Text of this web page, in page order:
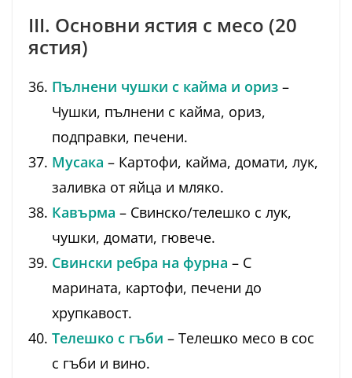
III. Основни ястия с месо (20
ястия)
Пълнени чушки с кайма и ориз –
Чушки, пълнени с кайма, ориз,
подправки, печени.
Мусака – Картофи, кайма, домати, лук,
заливка от яйца и мляко.
Кавърма – Свинско/телешко с лук,
чушки, домати, гювече.
Свински ребра на фурна – С
марината, картофи, печени до
хрупкавост.
Телешко с гъби – Телешко месо в сос
с гъби и вино.